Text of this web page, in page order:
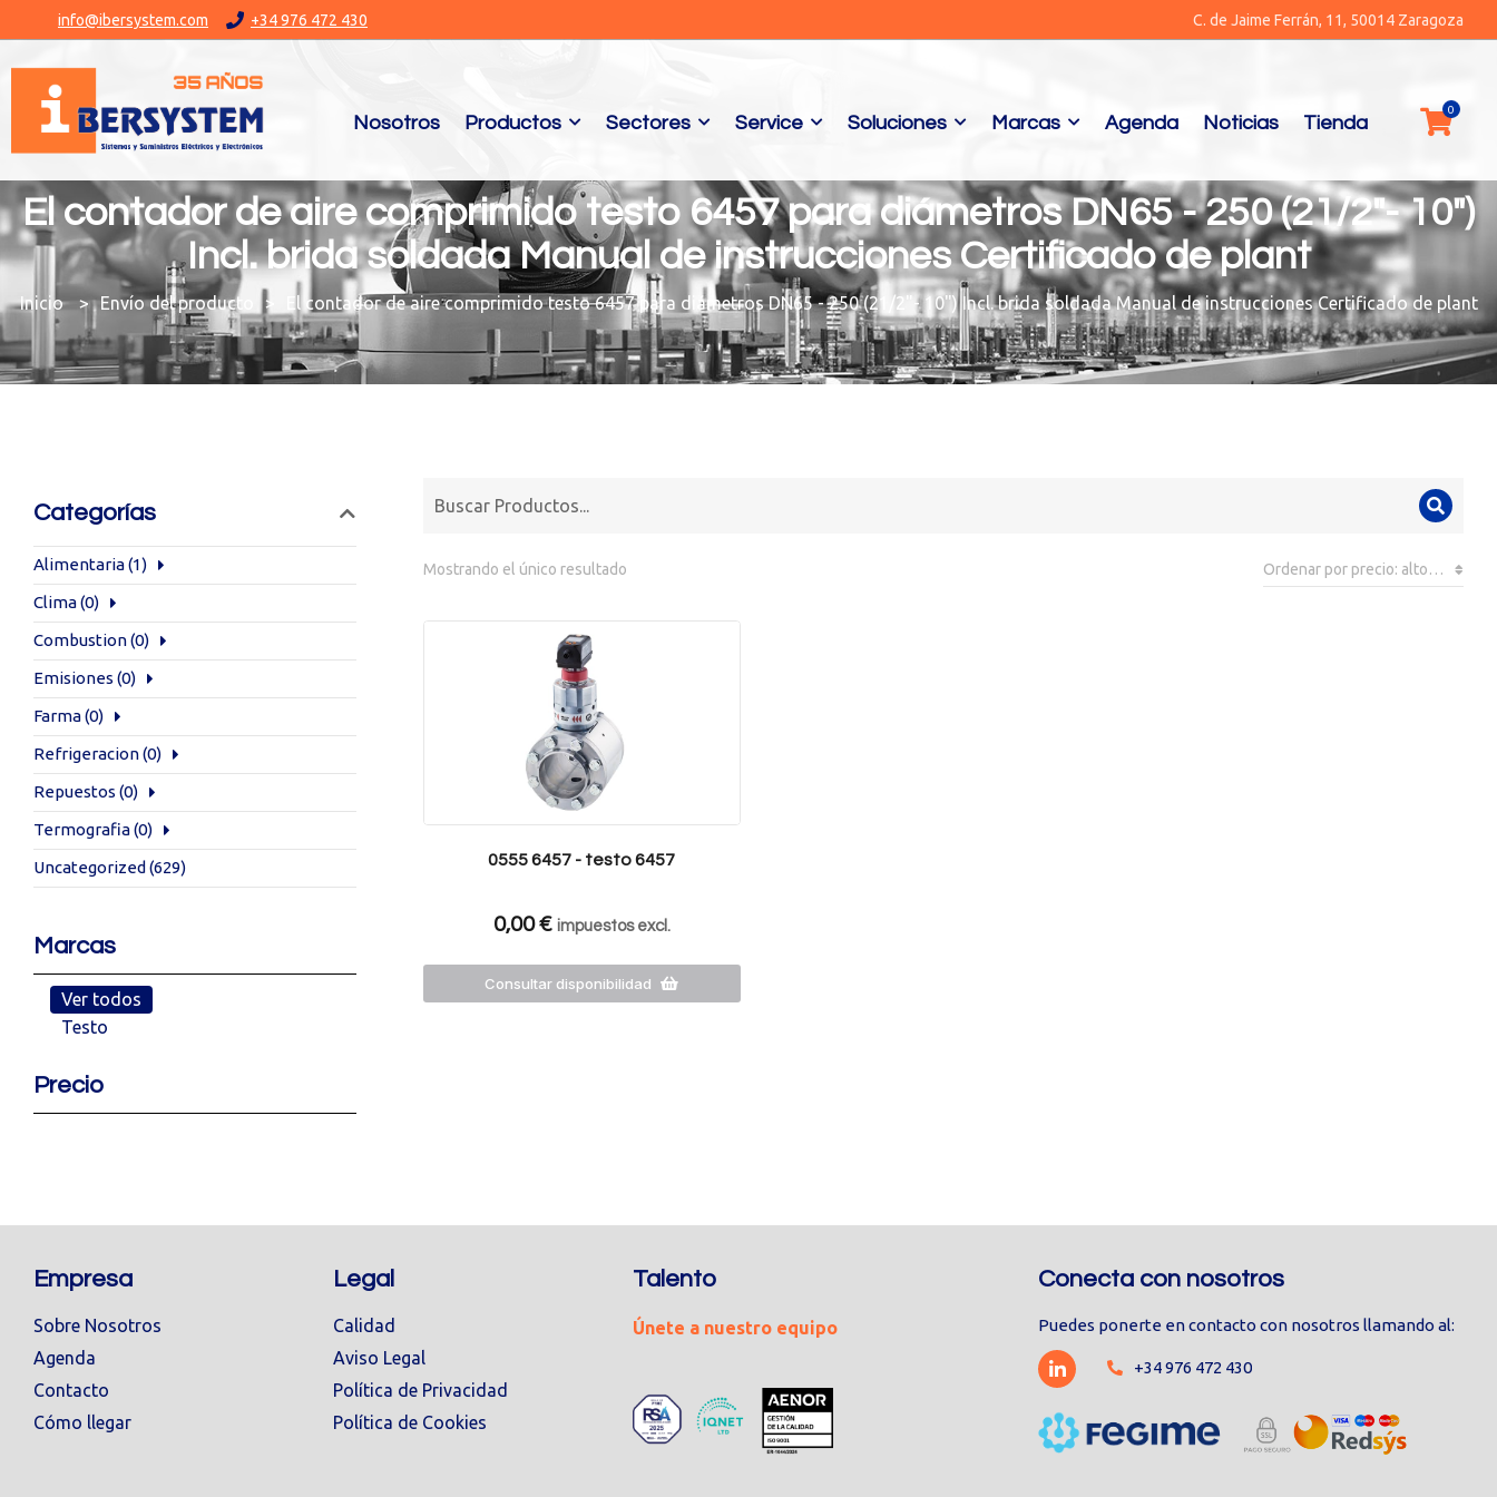
info@ibersystem.com +34 976 472 430 C. de Jaime Ferrán, 11, 50014 Zaragoza
Nosotros Productos Sectores Service Soluciones Marcas Agenda Noticias Tienda
El contador de aire comprimido testo 6457 para diámetros DN65 - 250 (21/2"- 10")
Incl. brida soldada Manual de instrucciones Certificado de plant
You are here:Envío del producto El contador de aire comprimido testo 6457 para diámetros DN65 - 250 (21/2"- 10") Incl. brida soldada Manual de instrucciones Certificado de plant
Categorías
Alimentaria(1)
Clima(0)
Combustion(0)
Emisiones (0)
Farma(0)
Refrigeracion(0)
Repuestos (0)
Termografia(0)
Uncategorized (629)
Marcas
Ver todos
Testo
Precio
Mostrando el único resultado
0555 6457 - testo 6457
0,00€ impuestos excl.
Consultar disponibilidad
Empresa
Sobre Nosotros
Agenda
Contacto
Cómo llegar
Legal
Calidad
Aviso Legal
Política de Privacidad
Política de Cookies
Talento
Únete a nuestro equipo
Conecta con nosotros
Puedes ponerte en contacto con nosotros llamando al:
+34 976 472 430